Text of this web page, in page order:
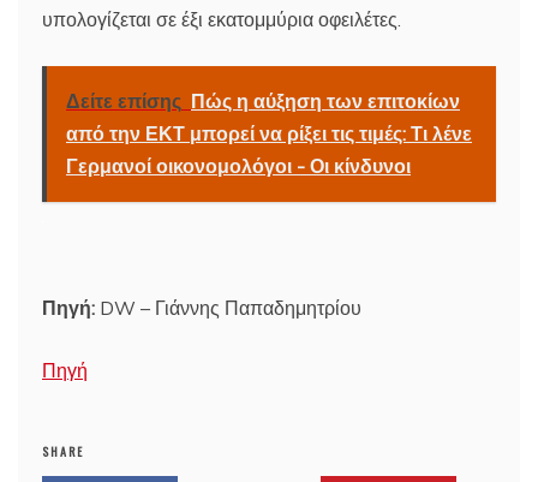
υπολογίζεται σε έξι εκατομμύρια οφειλέτες.
Δείτε επίσης Πώς η αύξηση των επιτοκίων
από την ΕΚΤ μπορεί να ρίξει τις τιμές: Τι λένε
Γερμανοί οικονομολόγοι - Οι κίνδυνοι
Πηγή: DW – Γιάννης Παπαδημητρίου
Πηγή
SHARE